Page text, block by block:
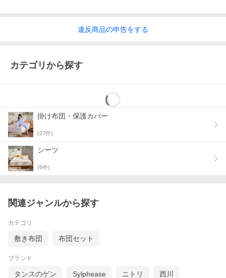
違反商品の申告をする
カテゴリから探す
掛け布団・保護カバー
(27件)
シーツ
(6件)
関連ジャンルから探す
カテゴリ
敷き布団 布団セット
ブランド
タンスのゲン Sylphease ニトリ 西川